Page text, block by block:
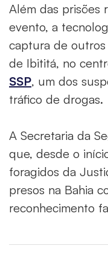
Além das prisões
evento, a
captura de
de Ibititá, no
SSP, um dos
tráfico de drogas.
A Secretaria da
que, desde o
foragidos da
presos na Bahia
reconhecimento